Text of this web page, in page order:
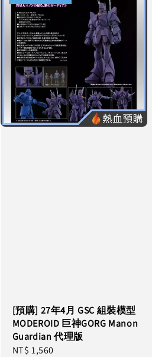
[預購] 27年4月 GSC 組裝模型
MODEROID 巨神GORG Manon
Guardian 代理版
Regular
NT$ 1,560